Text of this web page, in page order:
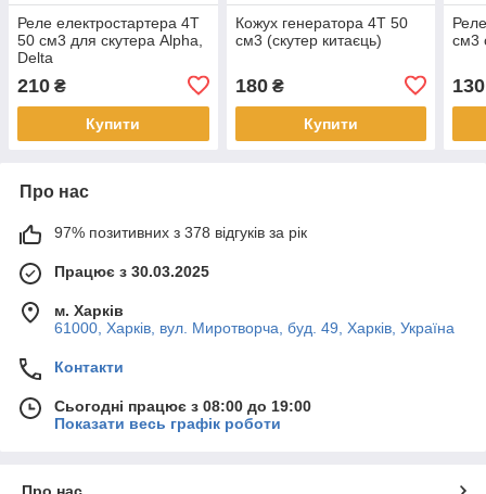
Реле електростартера 4T
50 см3 для скутера Alpha,
Delta
210 ₴
Купити
Кожух генератора 4T 50
см3 (скутер китаєць)
180₴
Купити
см3
130
Про нас
97% позитивних з 378 відгуків за рік
Працює з 30.03.2025
м. Харків
61000, Харків, вул. Миротворча, буд. 49, Харків, Україна
Контакти
Сьогодні працює з 08:00 до 19:00
Показати весь графік роботи